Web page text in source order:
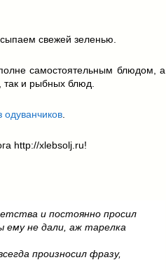
свежей зеленью.
самостоятельным блюдом, а
так и рыбных блюд.
одуванчиков
http://xlebsolj.ru!
и постоянно просил
ему не дали, аж тарелка
произносил фразу,